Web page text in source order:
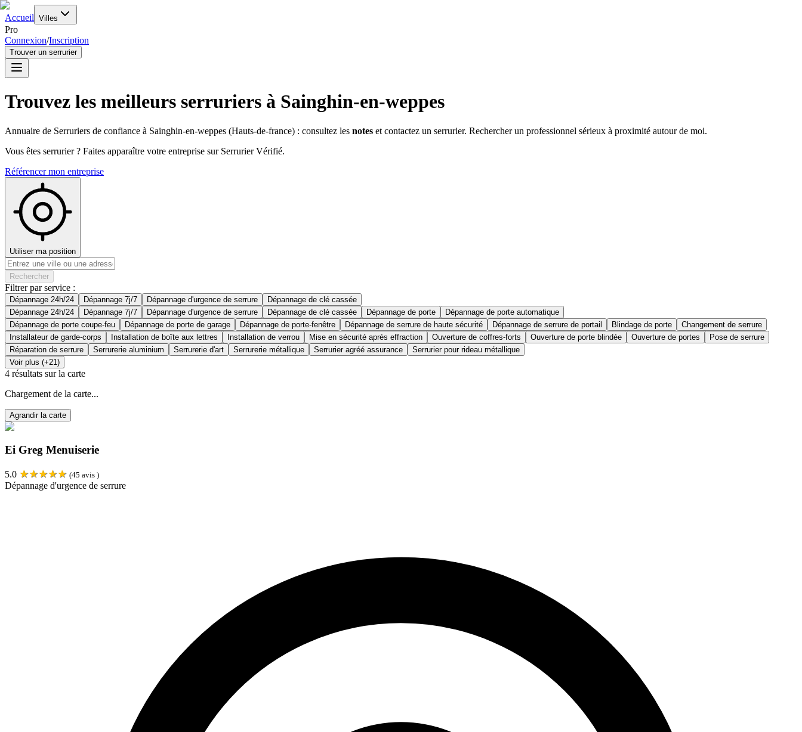
Accueil Villes
Pro
Connexion/Inscription
Trouver un serrurier
Trouvez les meilleurs serruriers à Sainghin-en-weppes
Annuaire de Serruriers de confiance à Sainghin-en-weppes (Hauts-de-france) : consultez les notes et contactez un serrurier. Rechercher un professionnel sérieux à proximité autour de moi.
Vous êtes serrurier ? Faites apparaître votre entreprise sur Serrurier Vérifié.
Référencer mon entreprise
Utiliser ma position
Rechercher
Filtrer par service :
Dépannage 24h/24 Dépannage 7j/7 Dépannage d'urgence de serrure
Dépannage de clé cassée
Dépannage 24h/24
Dépannage 7j/7 Dépannage d'urgence de serrure Dépannage de clé cassée Dépannage de porte
Dépannage de porte automatique
Dépannage de porte coupe-feu
Dépannage de porte de garage Dépannage de porte-fenêtre Dépannage de serrure de haute sécurité Dépannage de serrure de portail Blindage de porte
Changement de serrure
Installateur de garde-corps
Installation de boîte aux lettres Installation de verrou Mise en sécurité après effraction Ouverture de coffres-forts Ouverture de porte blindée Ouverture de portes
Pose de serrure
Réparation de serrure
Serrurerie aluminium Serrurerie d'art Serrurerie métallique Serrurier agréé assurance
Serrurier pour rideau métallique
Voir plus (+21)
4 résultats sur la carte
Chargement de la carte...
Agrandir la carte
Ei Greg Menuiserie
5.0 ★★★★★ (45 avis )
Dépannage d'urgence de serrure